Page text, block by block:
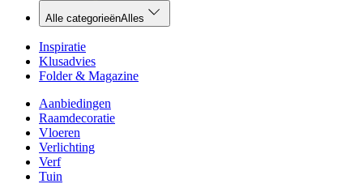
Alle categorieënAlles
Inspiratie
Klusadvies
Folder & Magazine
Aanbiedingen
Raamdecoratie
Vloeren
Verlichting
Verf
Tuin